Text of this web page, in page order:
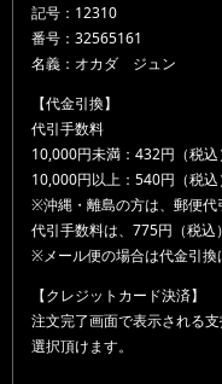
記号：12310
番号：32565161
名義：オカダ ジュン
【代金引換】
代引手数料
10,000円未満：432円（税込
10,000円以上：540円（税込
※沖縄・離島の方は、郵便代
代引手数料は、775円（税込
※メール便の場合は代金引換
【クレジットカード決済】
注文完了画面で表示される
選択頂けます。